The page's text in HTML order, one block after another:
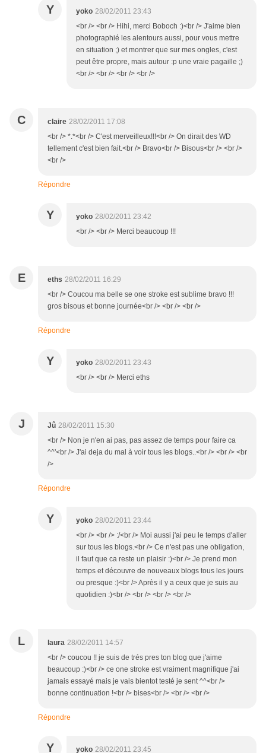
Y yoko 28/02/2011 23:43
<br /> <br /> Hihi, merci Boboch :)<br /> J'aime bien
photographié les alentours aussi, pour vous mettre
en situation ;) et montrer que sur mes ongles, c'est
peut être propre, mais autour :p une vraie pagaille ;)
<br /> <br /> <br /> <br />
C claire 28/02/2011 17:08
<br /> *.*<br /> C'est merveilleux!!!<br /> On dirait des WD
tellement c'est bien fait.<br /> Bravo<br /> Bisous<br /> <br />
<br />
Répondre
Y yoko 28/02/2011 23:42
<br /> <br /> Merci beaucoup !!!
E eths 28/02/2011 16:29
<br /> Coucou ma belle se one stroke est sublime bravo !!!
gros bisous et bonne journée<br /> <br /> <br />
Répondre
Y yoko 28/02/2011 23:43
<br /> <br /> Merci eths
J Jû 28/02/2011 15:30
<br /> Non je n'en ai pas, pas assez de temps pour faire ca
^^'<br /> J'ai deja du mal à voir tous les blogs..<br /> <br /> <br
/>
Répondre
Y yoko 28/02/2011 23:44
<br /> <br /> :/<br /> Moi aussi j'ai peu le temps d'aller
sur tous les blogs.<br /> Ce n'est pas une obligation,
il faut que ca reste un plaisir :)<br /> Je prend mon
temps et découvre de nouveaux blogs tous les jours
ou presque :)<br /> Après il y a ceux que je suis au
quotidien :)<br /> <br /> <br /> <br />
L laura 28/02/2011 14:57
<br /> coucou !! je suis de trés pres ton blog que j'aime
beaucoup :)<br /> ce one stroke est vraiment magnifique j'ai
jamais essayé mais je vais bientot testé je sent ^^<br />
bonne continuation !<br /> bises<br /> <br /> <br />
Répondre
Y yoko 28/02/2011 23:45